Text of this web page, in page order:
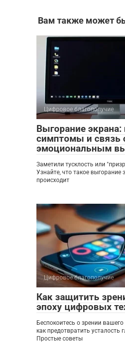
Вам также может
Цифровое благополучие
Выгорание
симптомы и связь
эмоциональным
Заметили тусклость или
Узнайте, что такое выгорание
происходит
Цифровое благополучие
Как защитить
эпоху цифровых
Беспокоитесь о зрении
как предотвратить усталость
Простые советы